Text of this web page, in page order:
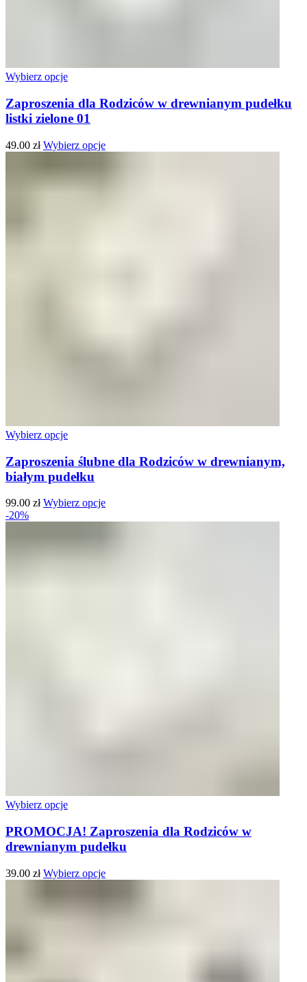
Wybierz opcje
Zaproszenia dla Rodziców w drewnianym pudełku
listki zielone 01
49.00 zł Wybierz opcje
Wybierz opcje
Zaproszenia ślubne dla Rodziców w drewnianym,
białym pudełku
99.00 zł Wybierz opcje
-20%
Wybierz opcje
PROMOCJA! Zaproszenia dla Rodziców w
drewnianym pudełku
39.00 zł Wybierz opcje